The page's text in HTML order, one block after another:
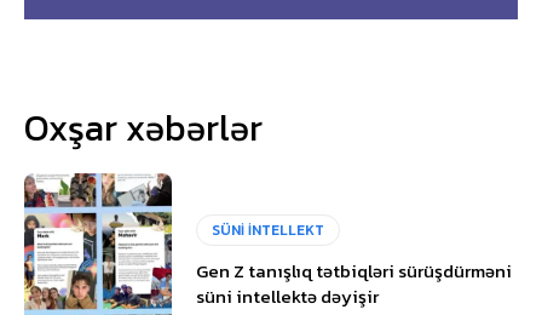
Oxşar xəbərlər
SÜNİ İNTELLEKT
Gen Z tanışlıq tətbiqləri sürüşdürməni
süni intellektə dəyişir